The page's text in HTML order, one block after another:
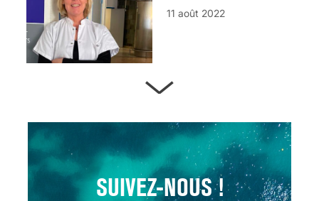
SUIVEZ-NOUS !
11 août 2022
13 août 2024